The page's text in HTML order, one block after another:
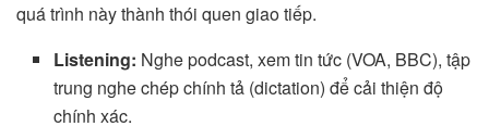
quá trình này thành thói quen giao tiếp.
Listening: Nghe podcast, xem tin tức (VOA, BBC), tập
trung nghe chép chính tả (dictation) để cải thiện độ
chính xác.